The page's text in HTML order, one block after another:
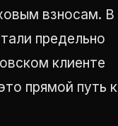
взносам. В
предельно
клиенте
прямой путь к